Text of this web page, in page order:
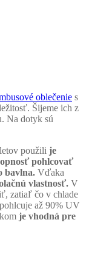
oblečenie s
Šijeme ich z
Na dotyk sú
použili je
pohlcovať
bavlna. Vďaka
vlastnosť. V
zatiaľ čo v chlade
až 90% UV
je vhodná pre